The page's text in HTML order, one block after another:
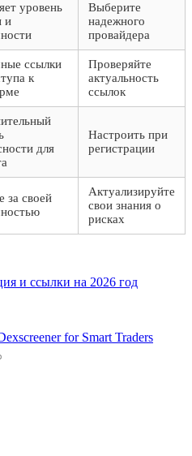
уровень
и
Выберите
надежного
провайдера
ссылки
к
Проверяйте
актуальность
ссылок
для
Настроить при
регистрации
за своей
Актуализируйте
свои знания о
рисках
и ссылки на 2026 год
for Smart Traders